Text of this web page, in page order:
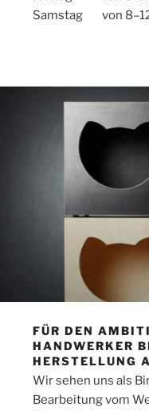
Samstag von
FÜR DEN
HANDWERKER
HERSTELLUNG
Wir sehen uns als
Bearbeitung vom